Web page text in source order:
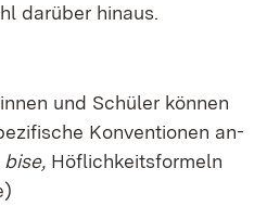
dar­über hin­aus.
und Schü­ler kön­nen
Kon­ven­tio­nen an­
bi­se, Höf­lich­keits­for­meln